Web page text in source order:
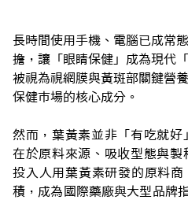
長時間使用手機、電腦已成常
擔，讓「眼睛保健」成為現代
被視為視網膜與黃斑部關鍵營
保健市場的核心成分。
然而，葉黃素並非「有吃就好
在於原料來源、吸收型態與製
投入人用葉黃素研發的原料
積，成為國際藥廠與大型品牌